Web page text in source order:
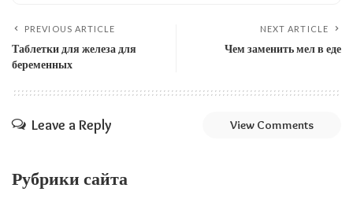
PREVIOUS ARTICLE
Таблетки для железа для
беременных
NEXT ARTICLE
Чем заменить мел в еде
Leave a Reply View Comments
Рубрики сайта